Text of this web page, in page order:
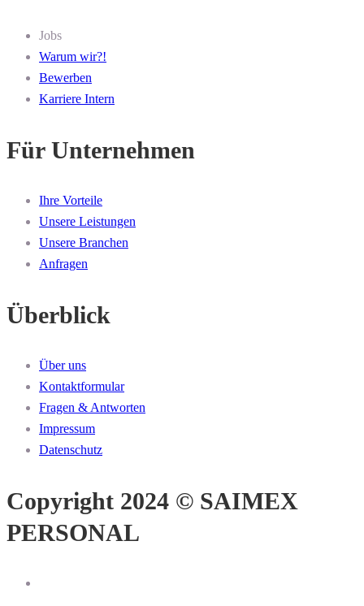
Jobs
Warum wir?!
Bewerben
Karriere Intern
Für Unternehmen
Ihre Vorteile
Unsere Leistungen
Unsere Branchen
Anfragen
Überblick
Über uns
Kontaktformular
Fragen & Antworten
Impressum
Datenschutz
Copyright 2024 © SAIMEX
PERSONAL